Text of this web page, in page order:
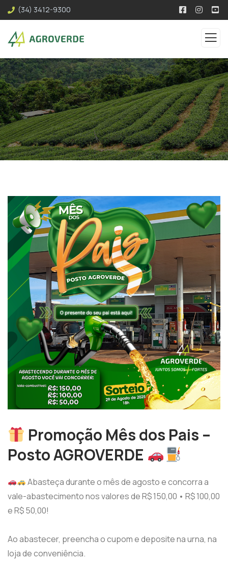
(34) 3412-9300
Promoção Mês dos Pais –
Posto AGROVERDE
Abasteça durante o mês de agosto e concorra a
vale-abastecimento nos valores de R$ 150,00 • R$ 100,00
e R$ 50,00!
Ao abastecer, preencha o cupom e deposite na urna, na
loja de conveniência.